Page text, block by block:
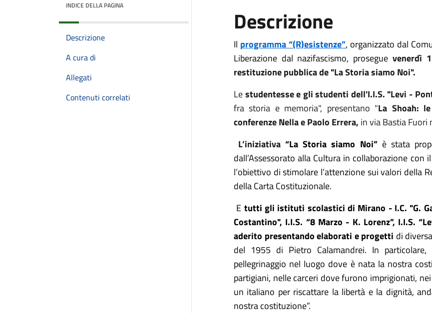
INDICE DELLA PAGINA
Descrizione
A cura di
Allegati
Contenuti correlati
Descrizione
Il programma “(R)esistenze”, organizzato dal
Liberazione dal nazifascismo, prosegue venerdì
restituzione pubblica de "La Storia siamo Noi".
Lestudentesse e gli studenti dell'I.I.S. "Levi -
fra storia e memoria", presentano "La Shoah:
conferenze Nella e Paolo Errera, in via Bastia Fuori
L’iniziativa“La Storia siamo Noi” è stata
dall’Assessorato alla Cultura in collaborazione
l’obiettivo di stimolare l’attenzione sui valori della
della Carta Costituzionale.
E tutti gli istituti scolastici di Mirano - I.C. "G.
Costantino", I.I.S. “8 Marzo - K. Lorenz”, I.I.S.
aderito presentando elaborati e progetti di
del 1955 di Pietro Calamandrei. In
pellegrinaggio nel luogo dove è nata la nostra
partigiani, nelle carceri dove furono imprigionati,
un italiano per riscattare la libertà e la dignità,
nostra costituzione”.